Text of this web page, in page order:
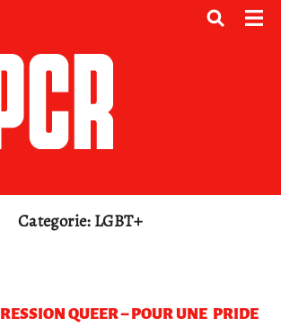
Categorie: LGBT+
QUEER – POUR UNE PRIDE